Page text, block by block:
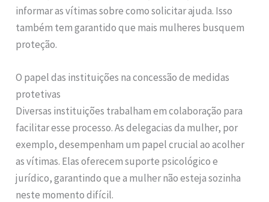
informar as vítimas sobre como solicitar ajuda. Isso
também tem garantido que mais mulheres busquem
proteção.
O papel das instituições na concessão de medidas
protetivas
Diversas instituições trabalham em colaboração para
facilitar esse processo. As delegacias da mulher, por
exemplo, desempenham um papel crucial ao acolher
as vítimas. Elas oferecem suporte psicológico e
jurídico, garantindo que a mulher não esteja sozinha
neste momento difícil.